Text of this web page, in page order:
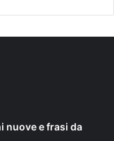
nuove e frasi da